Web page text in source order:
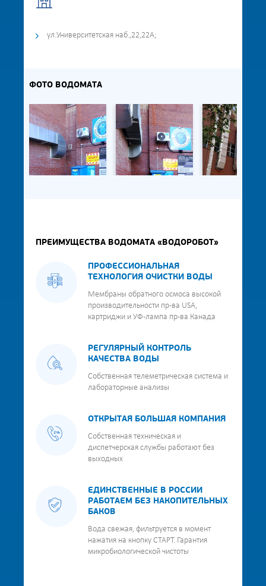
ул.Университетская наб.,22,22А;
ФОТО ВОДОМАТА
ПРЕИМУЩЕСТВА ВОДОМАТА «ВОДОРОБОТ»
ПРОФЕССИОНАЛЬНАЯ
ТЕХНОЛОГИЯ ОЧИСТКИ ВОДЫ
Мембраны обратного осмоса высокой
производительности пр-ва USA,
картриджи и УФ-лампа пр-ва Канада
РЕГУЛЯРНЫЙ КОНТРОЛЬ
КАЧЕСТВА ВОДЫ
Собственная телеметрическая система и
лабораторные анализы
ОТКРЫТАЯ БОЛЬШАЯ КОМПАНИЯ
Собственная техническая и
диспетчерская службы работают без
выходных
ЕДИНСТВЕННЫЕ В РОССИИ
РАБОТАЕМ БЕЗ НАКОПИТЕЛЬНЫХ
БАКОВ
Вода свежая, фильтруется в момент
нажатия на кнопку СТАРТ. Гарантия
микробиологической чистоты